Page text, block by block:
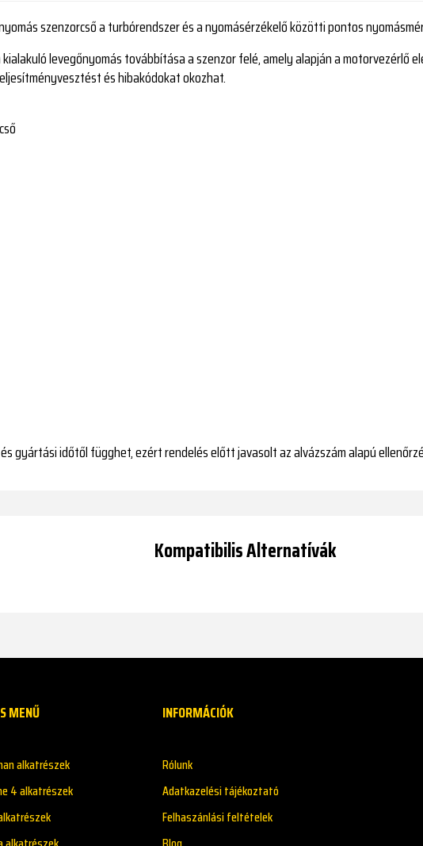
szenzorcső a turbórendszer és a nyomásérzékelő közötti pontos
levegőnyomás továbbítása a szenzor felé, amely alapján a motorvezérlő
és hibakódokat okozhat.
gyártási időtől függhet, ezért rendelés előtt javasolt az alvázszám alapú
Kompatibilis Alternatívák
MENŰ
alkatrészek
4 alkatrészek
INFORMÁCIÓK
Rólunk
Adatkazelési tájékoztató
Felhaszánlási feltételek